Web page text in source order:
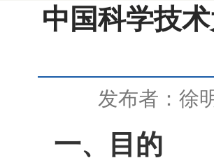
中国科学技
发布者：徐
一、目的